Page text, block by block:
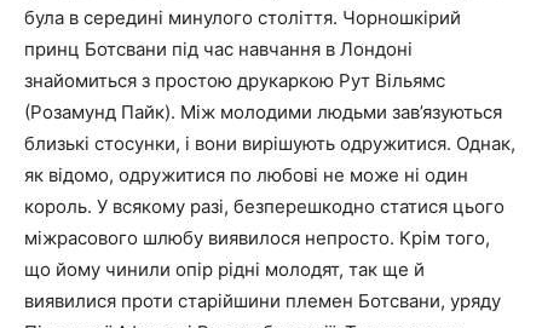
була в середині минулого століття. Чорношкірий
принц Ботсвани під час навчання в Лондоні
знайомиться з простою друкаркою Рут Вільямс
(Розамунд Пайк). Між молодими людьми зав’язуються
близькі стосунки, і вони вирішують одружитися. Однак,
як відомо, одружитися по любові не може ні один
король. У всякому разі, безперешкодно статися цього
міжрасового шлюбу виявилося непросто. Крім того,
що йому чинили опір рідні молодят, так ще й
виявилися проти старійшини племен Ботсвани, уряду